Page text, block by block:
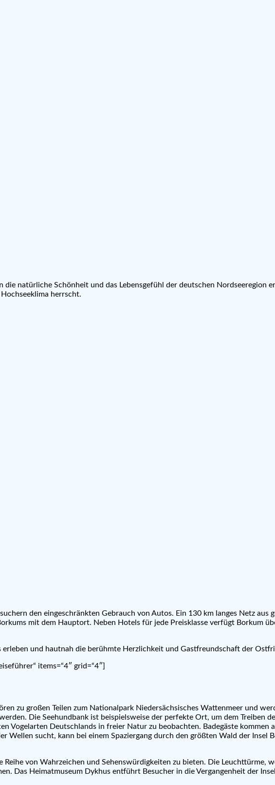
die natürliche Schönheit und das Lebensgefühl der deutschen Nordseeregion
herrscht.
den eingeschränkten Gebrauch von Autos. Ein 130 km langes Netz aus
mit dem Hauptort. Neben Hotels für jede Preisklasse verfügt Borkum
und hautnah die berühmte Herzlichkeit und Gastfreundschaft der
items=“4″ grid=“4″]
zu großen Teilen zum Nationalpark Niedersächsisches Wattenmeer und
Die Seehundbank ist beispielsweise der perfekte Ort, um dem Treiben
Vogelarten Deutschlands in freier Natur zu beobachten. Badegäste kommen
Wellen sucht, kann bei einem Spaziergang durch den größten Wald der Insel
von Wahrzeichen und Sehenswürdigkeiten zu bieten. Die Leuchttürme,
Das Heimatmuseum Dykhus entführt Besucher in die Vergangenheit der